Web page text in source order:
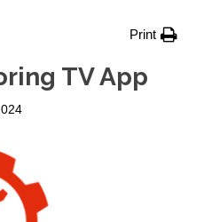
Print
TV App